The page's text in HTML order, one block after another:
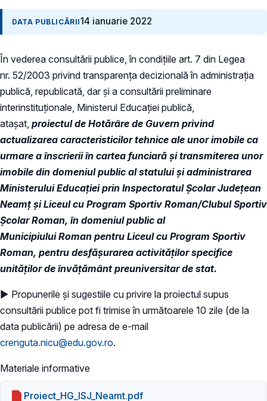
DATA PUBLICĂRII14 ianuarie 2022
În vederea consultării publice, în condiţiile art. 7 din Legea
nr. 52/2003 privind transparenţa decizională în administraţia
publică, republicată, dar și a consultării preliminare
interinstituționale, Ministerul Educaţiei publică,
atașat, proiectul de Hotărâre de Guvern privind
actualizarea caracteristicilor tehnice ale unor imobile ca
urmare a înscrierii în cartea funciară și transmiterea unor
imobile din domeniul public al statului și administrarea
Ministerului Educației prin Inspectoratul Școlar Județean
Neamț și Liceul cu Program Sportiv Roman/Clubul Sportiv
Școlar Roman, în domeniul public al
Municipiului Roman pentru Liceul cu Program Sportiv
Roman, pentru desfășurarea activităților specifice
unităților de învățământ preuniversitar de stat.
► Propunerile și sugestiile cu privire la proiectul supus
consultării publice pot fi trimise în următoarele 10 zile (de la
data publicării) pe adresa de e-mail
crenguta.nicu@edu.gov.ro.
Materiale informative
Proiect_HG_ISJ_Neamt.pdf